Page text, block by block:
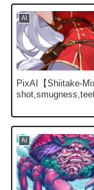
AI
PixAI【Shiitake-
AI